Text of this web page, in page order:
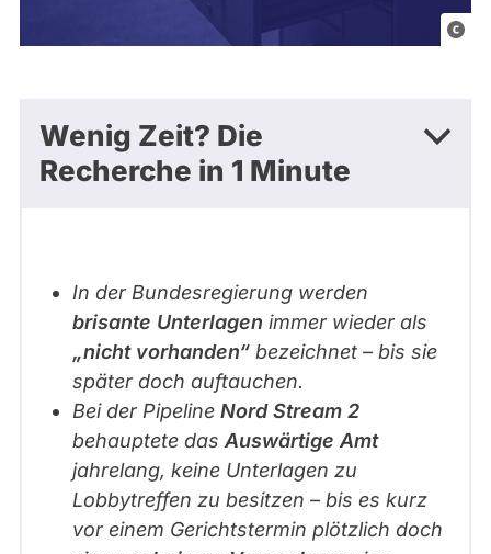
K
e
b
Wenig Zeit? Die
Recherche in 1 Minute
In der Bundesregierung werden
brisante Unterlagen immer wieder als
„nicht vorhanden“ bezeichnet – bis sie
später doch auftauchen.
Bei der Pipeline Nord Stream 2
behauptete das Auswärtige Amt
jahrelang, keine Unterlagen zu
Lobbytreffen zu besitzen – bis es kurz
vor einem Gerichtstermin plötzlich doch